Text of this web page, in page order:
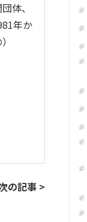
体、
年か
の記事 >